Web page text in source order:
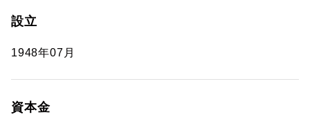
設立
1948年07月
資本金